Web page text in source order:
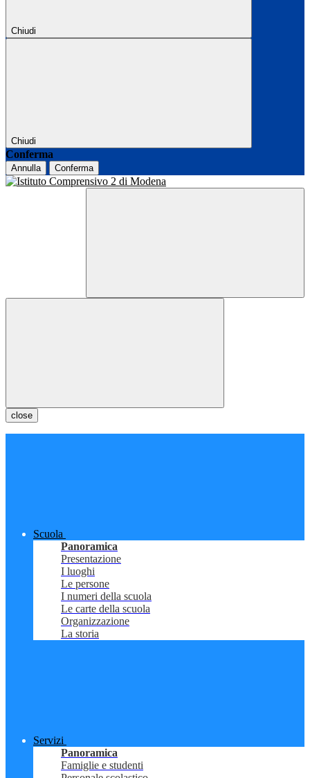
Chiudi
Chiudi
Conferma
Annulla Conferma
close
Scuola
Panoramica
Presentazione
I luoghi
Le persone
I numeri della scuola
Le carte della scuola
Organizzazione
La storia
Servizi
Panoramica
Famiglie e studenti